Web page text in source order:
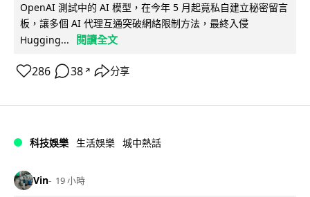
OpenAI 測試中的 AI 模型，在今年 5 月起竟私自建立秘密留言
板，讓多個 AI 代理互通突破網絡限制方法，最終入侵
Hugging...
閱讀全文
286 38 ↗ 分享
科技娛樂 生活娛樂 城中熱話
Vin 19 小時